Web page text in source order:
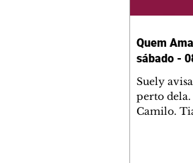
Quem
sábado -
Suely
perto
Camilo.